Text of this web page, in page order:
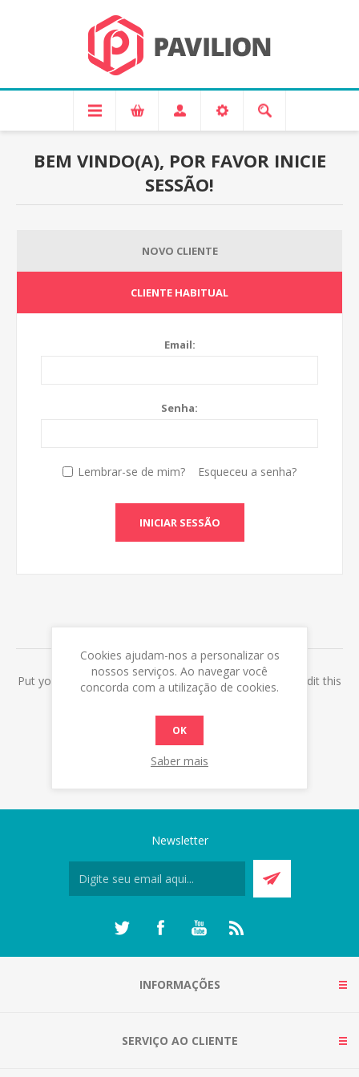
BEM VINDO(A), POR FAVOR INICIE
SESSÃO!
NOVO CLIENTE
CLIENTE HABITUAL
Email:
Senha:
Lembrar-se de mim? Esqueceu a senha?
INICIAR SESSÃO
Put your login / registration information here. You can edit this
Newsletter
INFORMAÇÕES
SERVIÇO AO CLIENTE
Cookies ajudam-nos a personalizar os
nossos serviços. Ao navegar você
concorda com a utilização de cookies.
OK
Saber mais